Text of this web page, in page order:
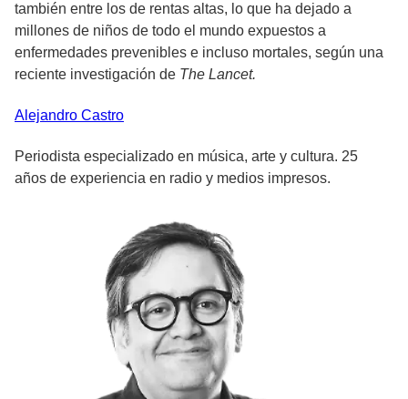
también entre los de rentas altas, lo que ha dejado a
millones de niños de todo el mundo expuestos a
enfermedades prevenibles e incluso mortales, según una
reciente investigación de The Lancet.
Alejandro Castro
Periodista especializado en música, arte y cultura. 25
años de experiencia en radio y medios impresos.